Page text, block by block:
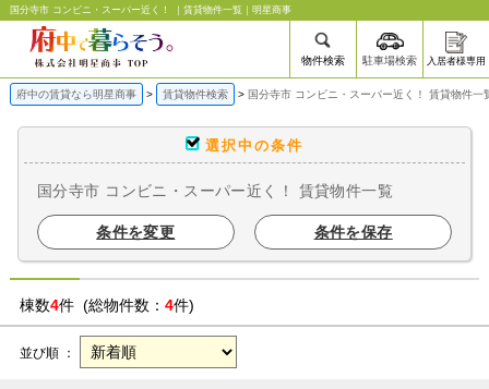
国分寺市 コンビニ・スーパー近く！ ｜賃貸物件一覧｜明星商事
物件検索 駐車場検索 入居者様専用
府中の賃貸なら明星商事 賃貸物件検索 国分寺市 コンビニ・スーパー近く！ 賃貸物件一
選択中の条件
国分寺市 コンビニ・スーパー近く！ 賃貸物件一覧
条件を変更 条件を保存
棟数4件 (総物件数： 4件)
並び順 ：